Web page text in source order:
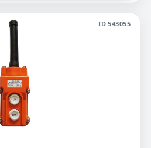
ID 543055